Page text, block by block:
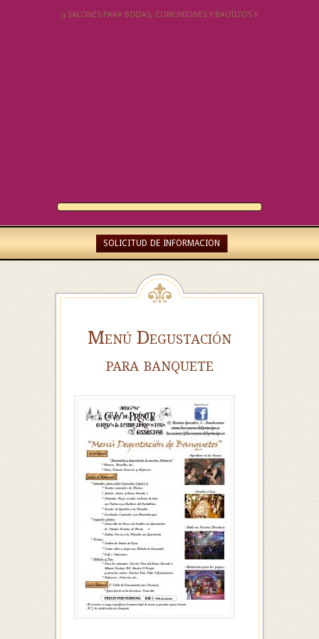
¡¡ SALONES PARA BODAS, COMUNIONES Y BAUTIZOS !!
SOLICITUD DE INFORMACION
Menú Degustación
para banquete